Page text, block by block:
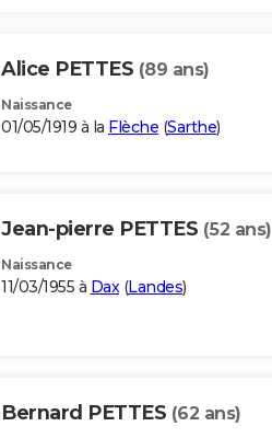
Alice PETTES (89 ans)
Naissance
01/05/1919 à la Flèche (Sarthe)
Jean-pierre PETTES (52 ans)
Naissance
11/03/1955 à Dax(Landes)
Bernard PETTES (62 ans)